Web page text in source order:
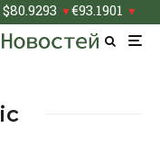
$80.9293 ▼€93.1901 ▼